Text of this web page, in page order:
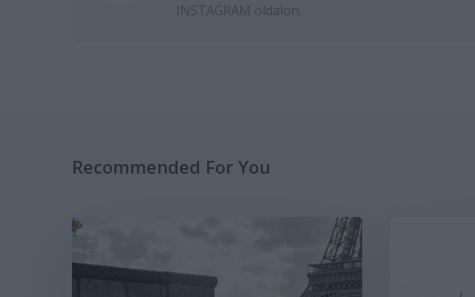
INSTAGRAM oldalon.
Recommended For You